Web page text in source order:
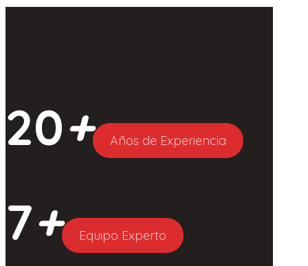
20+ Años de Experiencia
7+ Equipo Experto